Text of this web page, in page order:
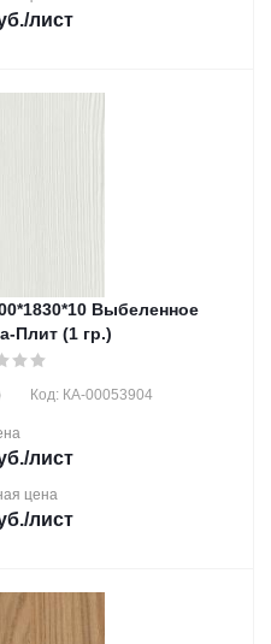
/лист
Выбеленное
Плит (1 гр.)
Код: КА-00053904
/лист
цена
/лист